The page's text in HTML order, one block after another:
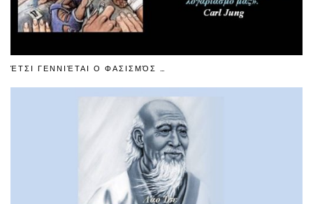
ΈΤΣΙ ΓΕΝΝΙΈΤΑΙ Ο ΦΑΣΙΣΜΌΣ …